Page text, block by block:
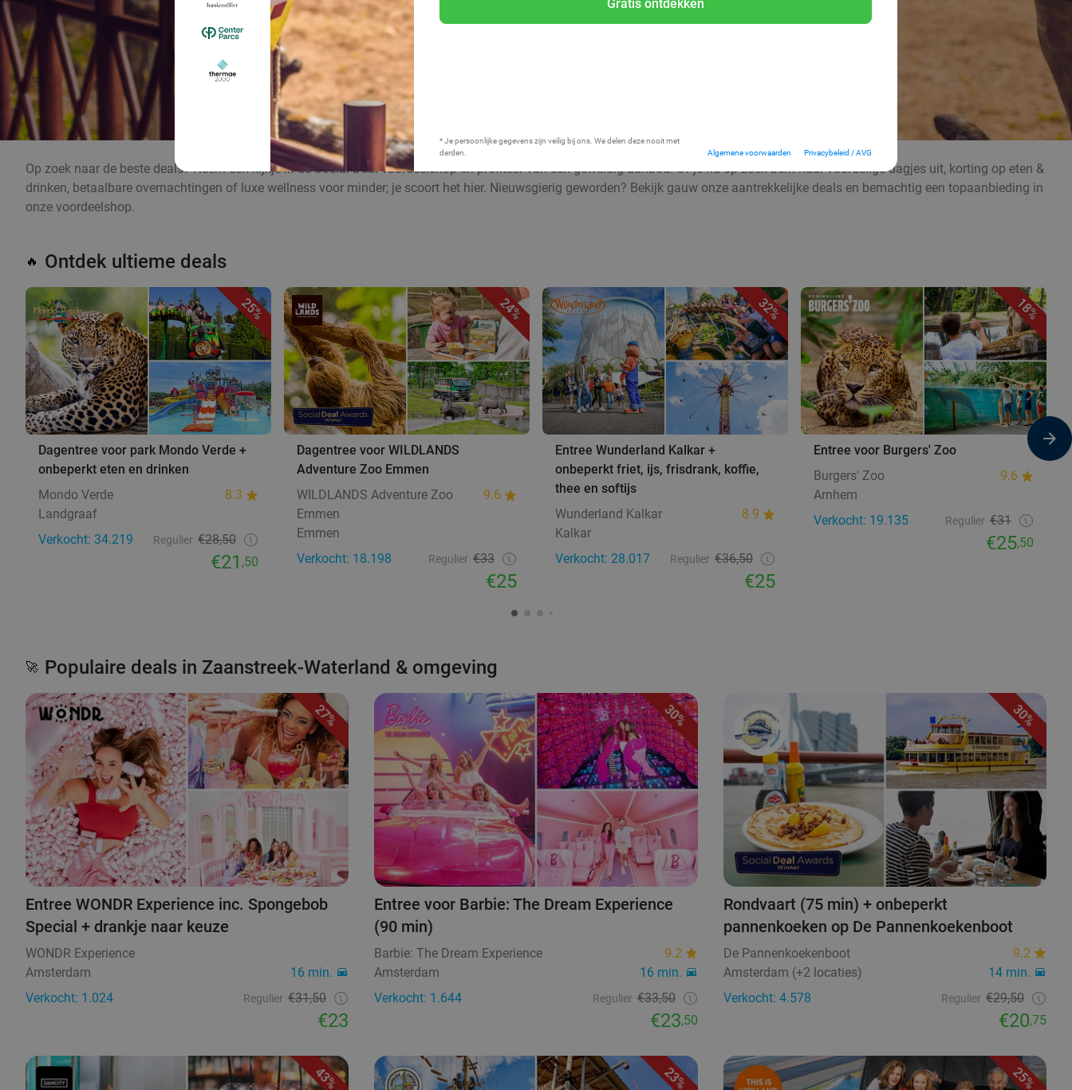
Gratis ontdekken
* Je persoonlijke gegevens zijn veilig bij ons. We delen deze nooit met
derden.
Algemene voorwaarden Privacybeleid / AVG
Op zoek naar de beste deals? Neem een kijkje in de Social Deal voordeelshop en profiteer van een geweldig aanbod! Of je nu op zoek bent naar voordelige dagjes uit, korting op eten &
drinken, betaalbare overnachtingen of luxe wellness voor minder; je scoort het hier. Nieuwsgierig geworden? Bekijk gauw onze aantrekkelijke deals en bemachtig een topaanbieding in
onze voordeelshop.
🔥 Ontdek ultieme deals
25%
Dagentree voor park Mondo Verde +
onbeperkt eten en drinken
Mondo Verde
8.3
Landgraaf
Verkocht: 34.219
Regulier €28,50
€21 ,50
24%
Dagentree voor WILDLANDS
Adventure Zoo Emmen
WILDLANDS Adventure Zoo
Emmen
9.6
Emmen
Verkocht: 18.198
Regulier €33
€25
32%
Entree Wunderland Kalkar +
onbeperkt friet, ijs, frisdrank, koffie,
thee en softijs
Wunderland Kalkar
8.9
Kalkar
Verkocht: 28.017
Regulier €36,50
€25
18%
Entree voor Burgers' Zoo
Burgers' Zoo
9.6
Arnhem
Verkocht: 19.135
Regulier €31
€25,50
🚀 Populaire deals in Zaanstreek-Waterland & omgeving
27%
Entree WONDR Experience inc. Spongebob
Special + drankje naar keuze
WONDR Experience
Amsterdam
16 min.
Verkocht: 1.024
Regulier €31,50
€23
30%
Entree voor Barbie: The Dream Experience
(90 min)
Barbie: The Dream Experience
9.2
Amsterdam
16 min.
Verkocht: 1.644
Regulier €33,50
€23,50
30%
Rondvaart (75 min) + onbeperkt
pannenkoeken op De Pannenkoekenboot
De Pannenkoekenboot
9.2
Amsterdam (+2 locaties)
14 min.
Verkocht: 4.578
Regulier €29,50
€20,75
43% 23% 25%